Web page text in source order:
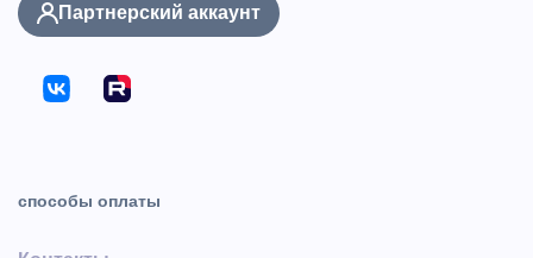
Партнерский аккаунт
способы оплаты